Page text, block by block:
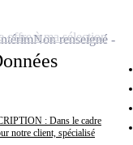
: Dans le cadre
notre client, spécialisé
Non renseigné
offre à ma sélection